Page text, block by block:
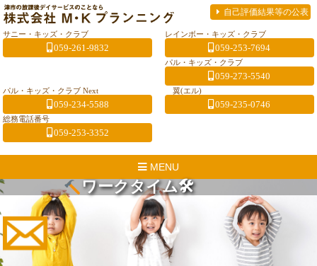
自己評価結果等の公表
サニー・キッズ・クラブ
059-261-9832
レインボー・キッズ・クラブ
059-253-7694
パル・キッズ・クラブ
059-273-5540
パル・キッズ・クラブ Next
059-234-5588
翼(エル)
059-235-0746
総務電話番号
059-253-3352
MENU
ワークタイム🛠